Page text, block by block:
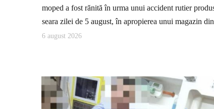
moped a fost rănită în urma unui accident rutier
seara zilei de 5 august, în apropierea unui magazin
6 august 2026